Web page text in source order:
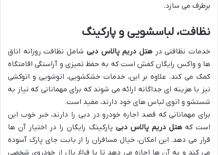
برطرف می سازد.
نظافت، لباسشویی و پارکینگ
خدمات نظافتی درهتل دریم پالاس دبی شامل نظافت روزانه اتاق
ها و واکس رایگان کفش است که به حفظ تمیزی و آراستگی اقامتگاه
کمک می کند. علاوه بر این، خدمات خشکشویی، اتوشویی و اتوکشی
نیز با هزینه ای جداگانه ارائه می شوند که برای مهمانانی که نیاز به
شستشو و اتوی لباس های خود دارند، مفید است.
برای مهمانانی که قصد اجاره خودرو در دبی را دارند، خبر خوب این
است کههتل دریم پالاس دبی پارکینگ رایگان را در اختیار آن ها
قرار می دهد. این امکان، خیال مسافران را از بابت جای پارک آسوده
می کند و به آن ها اجازه می دهد تا با فراغ بال از خودروی شخصی